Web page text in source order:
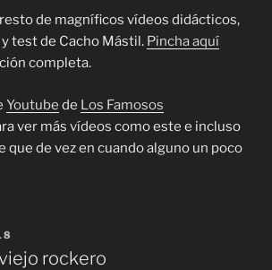
de magníficos vídeos didácticos,
test de Cacho Mástil. Pincha aquí
completa.
Youtube de Los Famosos
ver más vídeos como este e incluso
que de vez en cuando alguno un poco
rockero